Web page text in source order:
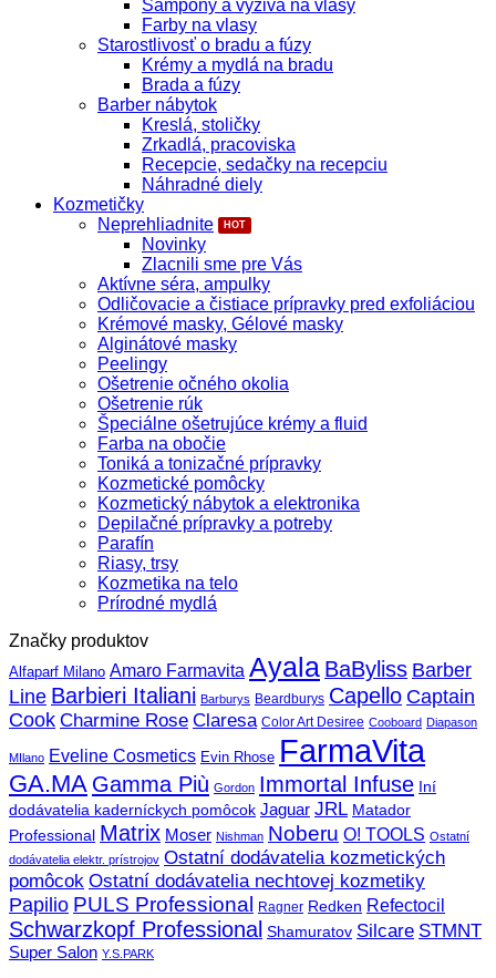
Šampóny a výživa na vlasy
Farby na vlasy
Starostlivosť o bradu a fúzy
Krémy a mydlá na bradu
Brada a fúzy
Barber nábytok
Kreslá, stoličky
Zrkadlá, pracoviska
Recepcie, sedačky na recepciu
Náhradné diely
Kozmetičky
Neprehliadnite
Novinky
Zlacnili sme pre Vás
Aktívne séra, ampulky
Odličovacie a čistiace prípravky pred exfoliáciou
Krémové masky, Gélové masky
Alginátové masky
Peelingy
Ošetrenie očného okolia
Ošetrenie rúk
Špeciálne ošetrujúce krémy a fluid
Farba na obočie
Toniká a tonizačné prípravky
Kozmetické pomôcky
Kozmetický nábytok a elektronika
Depilačné prípravky a potreby
Parafín
Riasy, trsy
Kozmetika na telo
Prírodné mydlá
Značky produktov
Alfaparf Milano Amaro Farmavita Ayala BaByliss Barber
Line Barbieri Italiani Barburys Beardburys Capello Captain
Cook Charmine Rose Claresa Color Art Desiree Cooboard Diapason
MIlano Eveline Cosmetics Evin Rhose FarmaVita
GA.MA Gamma Più Gordon Immortal Infuse Iní
dodávatelia kaderníckych pomôcok Jaguar JRL Matador
Professional Matrix Moser Nishman Noberu O! TOOLS Ostatní
dodávatelia elektr. prístrojov Ostatní dodávatelia kozmetických
pomôcok Ostatní dodávatelia nechtovej kozmetiky
Papilio PULS Professional Ragner Redken Refectocil
Schwarzkopf Professional Shamuratov Silcare STMNT
Super Salon Y.S.PARK